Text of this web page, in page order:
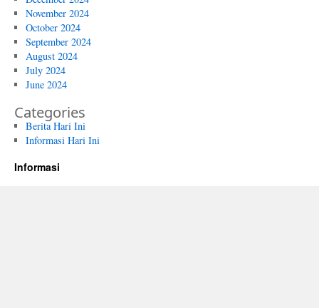
November 2024
October 2024
September 2024
August 2024
July 2024
June 2024
Categories
Berita Hari Ini
Informasi Hari Ini
Informasi